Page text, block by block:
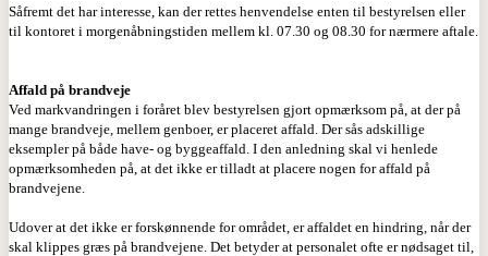
Såfremt det har interesse, kan der rettes henvendelse enten til bestyrelsen eller
til kontoret i morgenåbningstiden mellem kl. 07.30 og 08.30 for nærmere aftale.
Affald på brandveje
Ved markvandringen i foråret blev bestyrelsen gjort opmærksom på, at der på
mange brandveje, mellem genboer, er placeret affald. Der sås adskillige
eksempler på både have- og byggeaffald. I den anledning skal vi henlede
opmærksomheden på, at det ikke er tilladt at placere nogen for affald på
brandvejene.
Udover at det ikke er forskønnende for området, er affaldet en hindring, når der
skal klippes græs på brandvejene. Det betyder at personalet ofte er nødsaget til,